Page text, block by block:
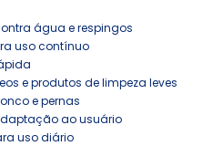
água e respingos
uso contínuo
e produtos de limpeza leves
e pernas
ao usuário
uso diário